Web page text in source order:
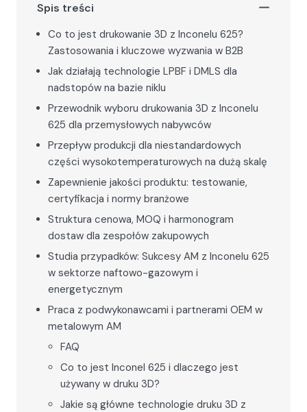
Spis treści
Co to jest drukowanie 3D z Inconelu 625?
Zastosowania i kluczowe wyzwania w B2B
Jak działają technologie LPBF i DMLS dla
nadstopów na bazie niklu
Przewodnik wyboru drukowania 3D z Inconelu
625 dla przemysłowych nabywców
Przepływ produkcji dla niestandardowych
części wysokotemperaturowych na dużą skalę
Zapewnienie jakości produktu: testowanie,
certyfikacja i normy branżowe
Struktura cenowa, MOQ i harmonogram
dostaw dla zespołów zakupowych
Studia przypadków: Sukcesy AM z Inconelu 625
w sektorze naftowo-gazowym i
energetycznym
Praca z podwykonawcami i partnerami OEM w
metalowym AM
FAQ
Co to jest Inconel 625 i dlaczego jest
używany w druku 3D?
Jakie są główne technologie druku 3D z